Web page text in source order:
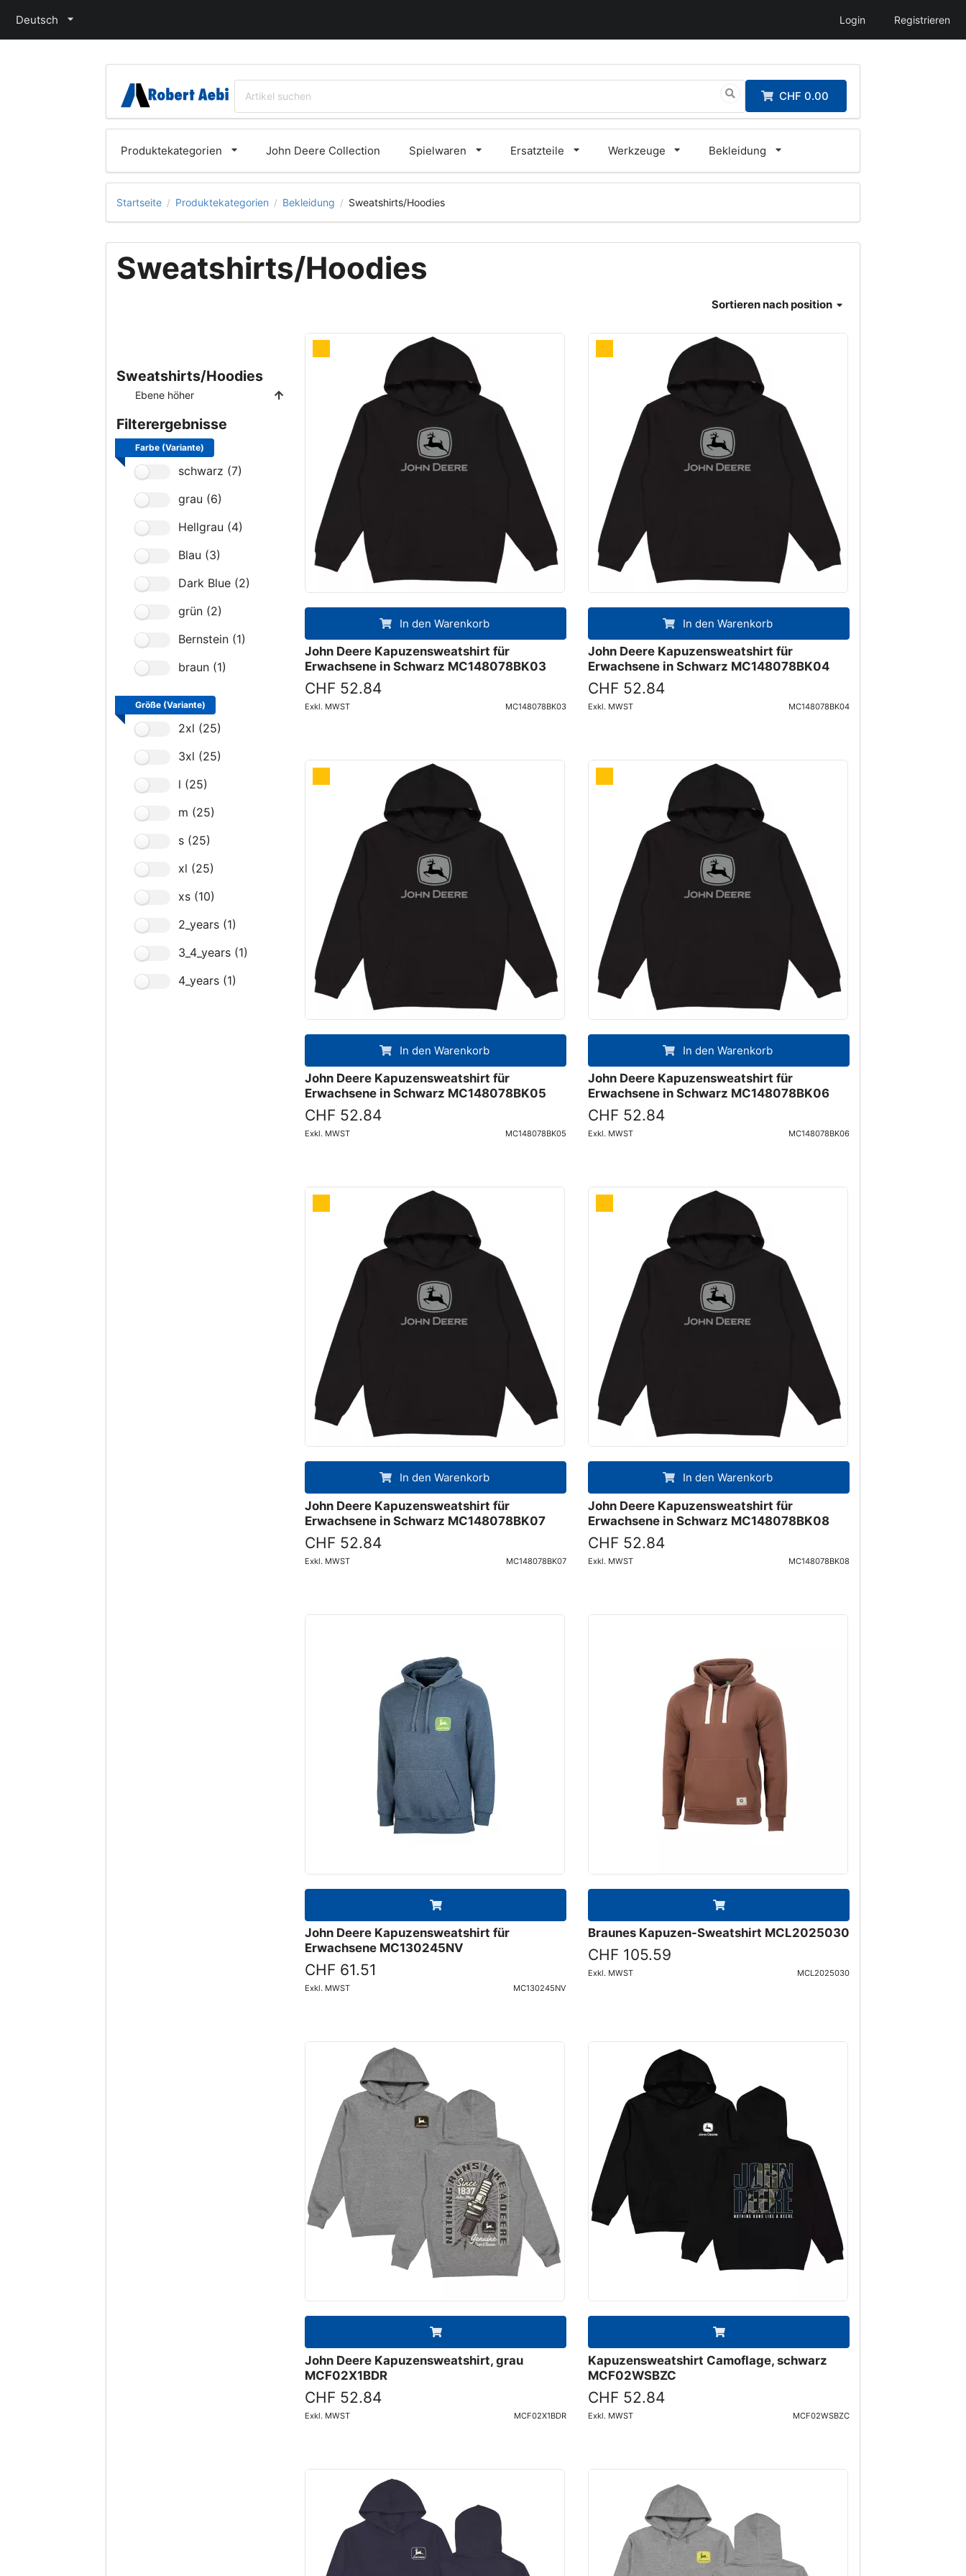
Deutsch Login Registrieren
CHF 0.00
Produktekategorien John Deere Collection Spielwaren Ersatzteile Werkzeuge Bekleidung
Startseite / Produktekategorien / Bekleidung / Sweatshirts/Hoodies
Sweatshirts/Hoodies
Sweatshirts/Hoodies
Ebene höher
Filterergebnisse
Farbe (Variante)
schwarz (7)
grau (6)
Hellgrau (4)
Blau (3)
Dark Blue (2)
grün (2)
Bernstein (1)
braun (1)
Größe (Variante)
2xl (25)
3xl (25)
l (25)
m (25)
s (25)
xl (25)
xs (10)
2_years (1)
3_4_years (1)
4_years (1)
Sortierennach position
In den Warenkorb
John Deere Kapuzensweatshirt für
Erwachsene in Schwarz MC148078BK03
CHF 52.84
Exkl. MWST MC148078BK03
In den Warenkorb
John Deere Kapuzensweatshirt für
Erwachsene in Schwarz MC148078BK04
CHF 52.84
Exkl. MWST MC148078BK04
In den Warenkorb
John Deere Kapuzensweatshirt für
Erwachsene in Schwarz MC148078BK05
CHF 52.84
Exkl. MWST MC148078BK05
In den Warenkorb
John Deere Kapuzensweatshirt für
Erwachsene in Schwarz MC148078BK06
CHF 52.84
Exkl. MWST MC148078BK06
In den Warenkorb
John Deere Kapuzensweatshirt für
Erwachsene in Schwarz MC148078BK07
CHF 52.84
Exkl. MWST MC148078BK07
In den Warenkorb
John Deere Kapuzensweatshirt für
Erwachsene in Schwarz MC148078BK08
CHF 52.84
Exkl. MWST MC148078BK08
John Deere Kapuzensweatshirt für
Erwachsene MC130245NV
CHF 61.51
Exkl. MWST MC130245NV
Braunes Kapuzen-Sweatshirt MCL2025030
CHF 105.59
Exkl. MWST MCL2025030
John Deere Kapuzensweatshirt, grau
MCF02X1BDR
CHF 52.84
Exkl. MWST MCF02X1BDR
Kapuzensweatshirt Camoflage, schwarz
MCF02WSBZC
CHF 52.84
Exkl. MWST MCF02WSBZC